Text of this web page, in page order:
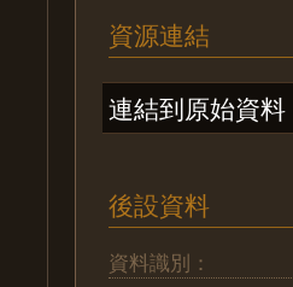
資源連結
連結到原始資料
後設資料
資料識別：